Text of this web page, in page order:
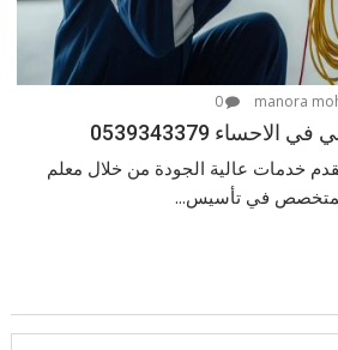
0
0539343379
خدمات عالية الجودة من خلال معلم
المتخصص في تأسيس...